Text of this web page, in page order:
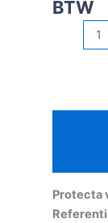
BTW
Protecta
vanglijn
aantal
Protecta